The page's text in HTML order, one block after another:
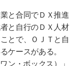
と合同でＤＸ推進
と自行のＤＸ人材
とで、ＯＪＴと自
ケースがある。
ン・ボックス）」